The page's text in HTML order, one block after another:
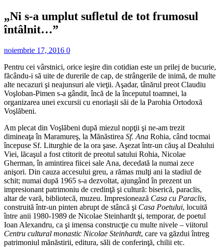
„Ni s-a umplut sufletul de tot frumosul
întâlnit…”
noiembrie 17, 2016 0
Pentru cei vârstnici, orice ieşire din cotidian este un prilej de bucurie,
făcându-i să uite de durerile de cap, de strângerile de inimă, de multe
alte necazuri şi neajunsuri ale vieţii. Aşadar, tânărul preot Claudiu
Voşloban-Pimen s-a gândit, încă de la începutul toamnei, la
organizarea unei excursii cu enoriaşii săi de la Parohia Ortodoxă
Voşlăbeni.
Am plecat din Voşlăbeni după miezul nopţii şi ne-am trezit
dimineaţa în Maramureş, la Mănăstirea Sf. Ana Rohia, când tocmai
începuse Sf. Liturghie de la ora şase. Aşezat într-un căuş al Dealului
Viei, lăcaşul a fost ctitorit de preotul satului Rohia, Nicolae
Gherman, în amintirea fiicei sale Ana, decedată la numai zece
anişori. Din cauza accesului greu, a rămas mulţi ani la stadiul de
schit; numai după 1965 s-a dezvoltat, ajungând în prezent un
impresionant patrimoniu de credinţă şi cultură: biserică, paraclis,
altar de vară, bibliotecă, muzeu. Impresionează Casa cu Paraclis,
construită într-un pinten abrupt de stâncă şi Casa Poetului, locuită
între anii 1980-1989 de Nicolae Steinhardt şi, temporar, de poetul
Ioan Alexandru, ca şi imensa construcţie cu multe nivele – viitorul
Centru cultural monastic Nicolae Steinhardt, care va găzdui întreg
patrimoniul mănăstirii, editura, săli de conferinţă, chilii etc.